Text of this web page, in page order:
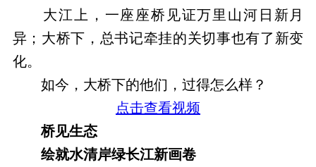
大江上，一座座桥见证万里山河日新月
异；大桥下，总书记牵挂的关切事也有了新变
化。
如今，大桥下的他们，过得怎么样？
点击查看视频
桥见生态
绘就水清岸绿长江新画卷